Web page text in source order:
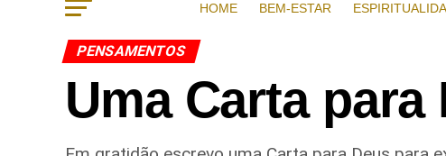
HOME BEM-ESTAR
PENSAMENTOS
Uma Carta para